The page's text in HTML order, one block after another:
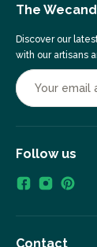
The
Discover our
with our artisans
Follow us
Contact